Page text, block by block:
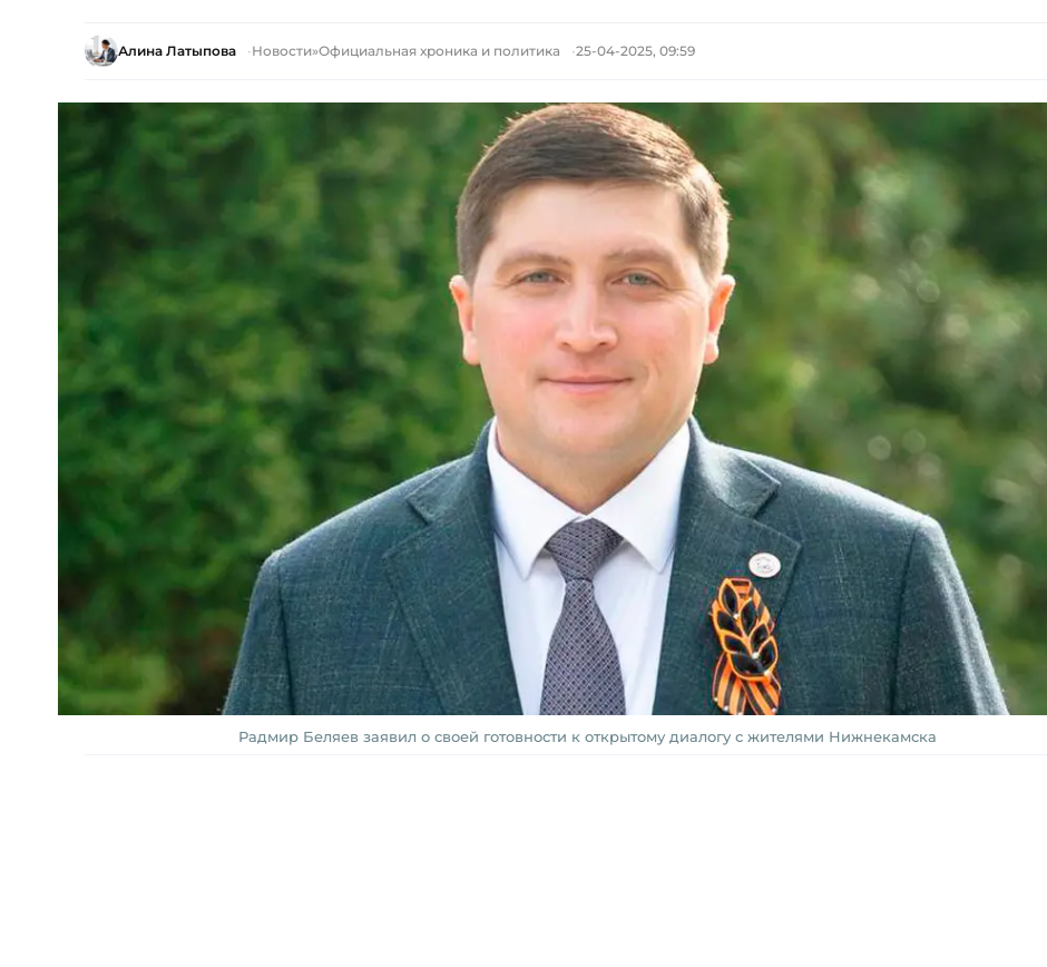
Алина Латыпова Новости»Официальная хроника и политика 25-04-2025, 09:59
Радмир Беляев заявил о своей готовности к открытому диалогу с жителями Нижнекамска